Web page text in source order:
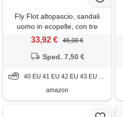
Fly Flot altopascio, sandali
uomo in ecopelle, con tre
fibbie regolabili, sottopiede in
33,92 € 45,00 €
Sped. 7,50 €
40 EU 41 EU 42 EU 43 EU 44 EU 45 EU
amazon